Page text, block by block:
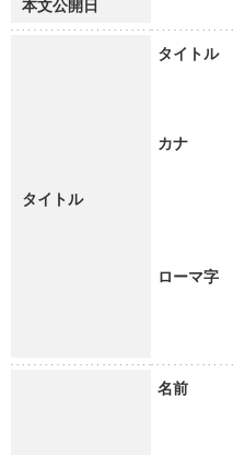
本文公開日
タイトル
タイトル
カナ
ローマ字
名前